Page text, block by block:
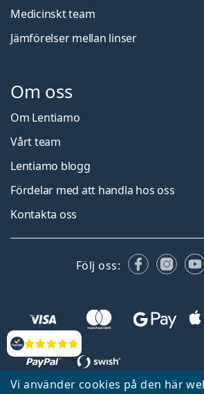
Vi använder cookies på den här
Recensioner
Medicinskt team
Jämförelser mellan linser
Om oss
Om Lentiamo
Vårt team
Lentiamo blogg
Fördelar med att handla hos oss
Kontakta oss
Följ oss: Facebook